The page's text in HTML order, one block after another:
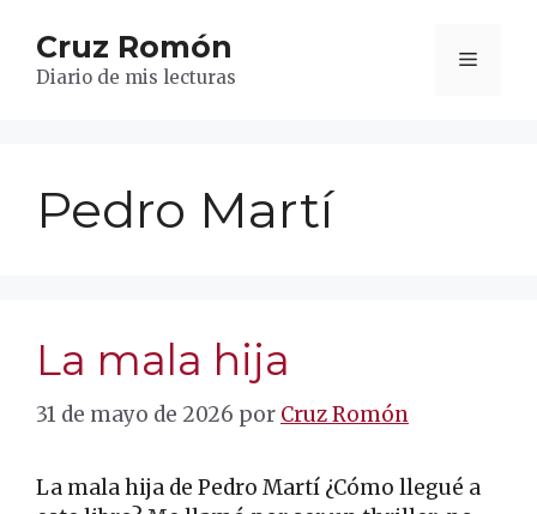
contenido
Cruz Romón
Diario de mis lecturas
Menú
Pedro Martí
La mala hija
31 de mayo de 2026 por Cruz Romón
La mala hija de Pedro Martí ¿Cómo llegué a